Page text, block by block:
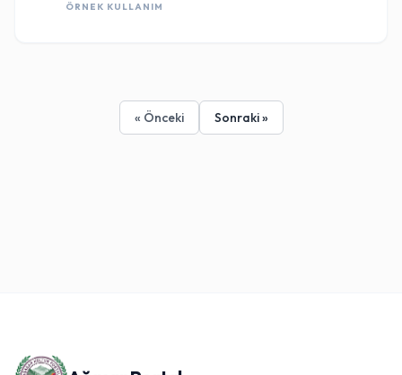
ÖRNEK KULLANIM
« Önceki Sonraki »